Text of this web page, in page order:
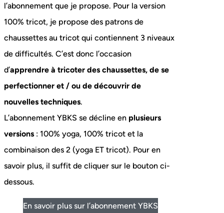
l’abonnement que je propose. Pour la version
100% tricot, je propose des patrons de
chaussettes au tricot qui contiennent 3 niveaux
de difficultés. C’est donc l’occasion
d’apprendre à tricoter des chaussettes, de se
perfectionner et / ou de découvrir de
nouvelles techniques.
L’abonnement YBKS se décline en plusieurs
versions : 100% yoga, 100% tricot et la
combinaison des 2 (yoga ET tricot). Pour en
savoir plus, il suffit de cliquer sur le bouton ci-
dessous.
En savoir plus sur l’abonnement YBKS